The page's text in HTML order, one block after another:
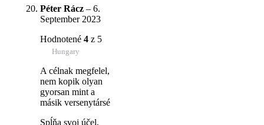
Péter Rácz – 6.
September 2023
Hodnotené 4 z 5
Hungary
A célnak megfelel,
nem kopik olyan
gyorsan mint a
másik versenytársé
Spĺňa svoj účel,